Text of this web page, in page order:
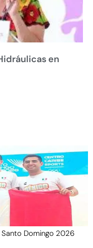
en
Domingo 2026